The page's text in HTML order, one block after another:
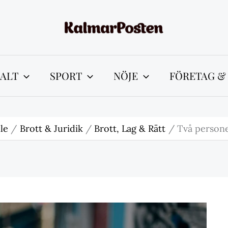
SPORT NÖJE FÖRETAG
Brott & Juridik Brott, Lag & Rätt Två